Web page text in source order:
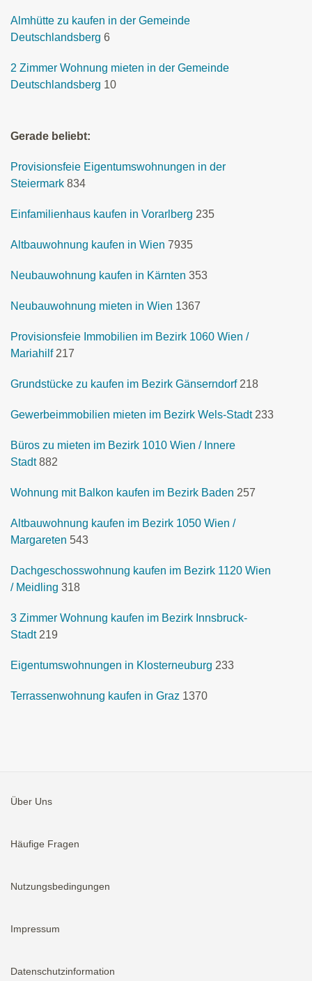
Almhütte zu kaufen in der Gemeinde
Deutschlandsberg 6
2 Zimmer Wohnung mieten in der Gemeinde
Deutschlandsberg 10
Gerade beliebt:
Provisionsfeie Eigentumswohnungen in der
Steiermark 834
Einfamilienhaus kaufen in Vorarlberg 235
Altbauwohnung kaufen in Wien 7935
Neubauwohnung kaufen in Kärnten 353
Neubauwohnung mieten in Wien 1367
Provisionsfeie Immobilien im Bezirk 1060 Wien /
Mariahilf 217
Grundstücke zu kaufen im Bezirk Gänserndorf 218
Gewerbeimmobilien mieten im Bezirk Wels-Stadt 233
Büros zu mieten im Bezirk 1010 Wien / Innere
Stadt 882
Wohnung mit Balkon kaufen im Bezirk Baden 257
Altbauwohnung kaufen im Bezirk 1050 Wien /
Margareten 543
Dachgeschosswohnung kaufen im Bezirk 1120 Wien
/ Meidling 318
3 Zimmer Wohnung kaufen im Bezirk Innsbruck-
Stadt 219
Eigentumswohnungen in Klosterneuburg 233
Terrassenwohnung kaufen in Graz 1370
Über Uns
Häufige Fragen
Nutzungsbedingungen
Impressum
Datenschutzinformation